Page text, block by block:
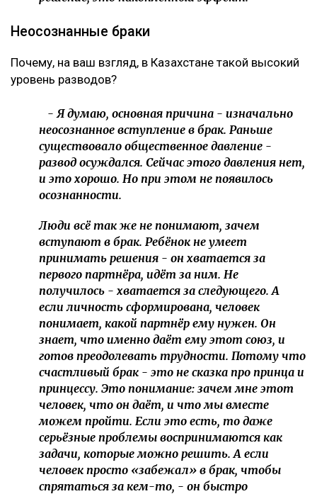
Неосознанные браки
Почему, на ваш взгляд, в Казахстане такой высокий
уровень разводов?
- Я думаю, основная причина - изначально
неосознанное вступление в брак. Раньше
существовало общественное давление -
развод осуждался. Сейчас этого давления нет,
и это хорошо. Но при этом не появилось
осознанности.
Люди всё так же не понимают, зачем
вступают в брак. Ребёнок не умеет
принимать решения - он хватается за
первого партнёра, идёт за ним. Не
получилось - хватается за следующего. А
если личность сформирована, человек
понимает, какой партнёр ему нужен. Он
знает, что именно даёт ему этот союз, и
готов преодолевать трудности. Потому что
счастливый брак - это не сказка про принца и
принцессу. Это понимание: зачем мне этот
человек, что он даёт, и что мы вместе
можем пройти. Если это есть, то даже
серьёзные проблемы воспринимаются как
задачи, которые можно решить. А если
человек просто «забежал» в брак, чтобы
спрятаться за кем-то, - он быстро